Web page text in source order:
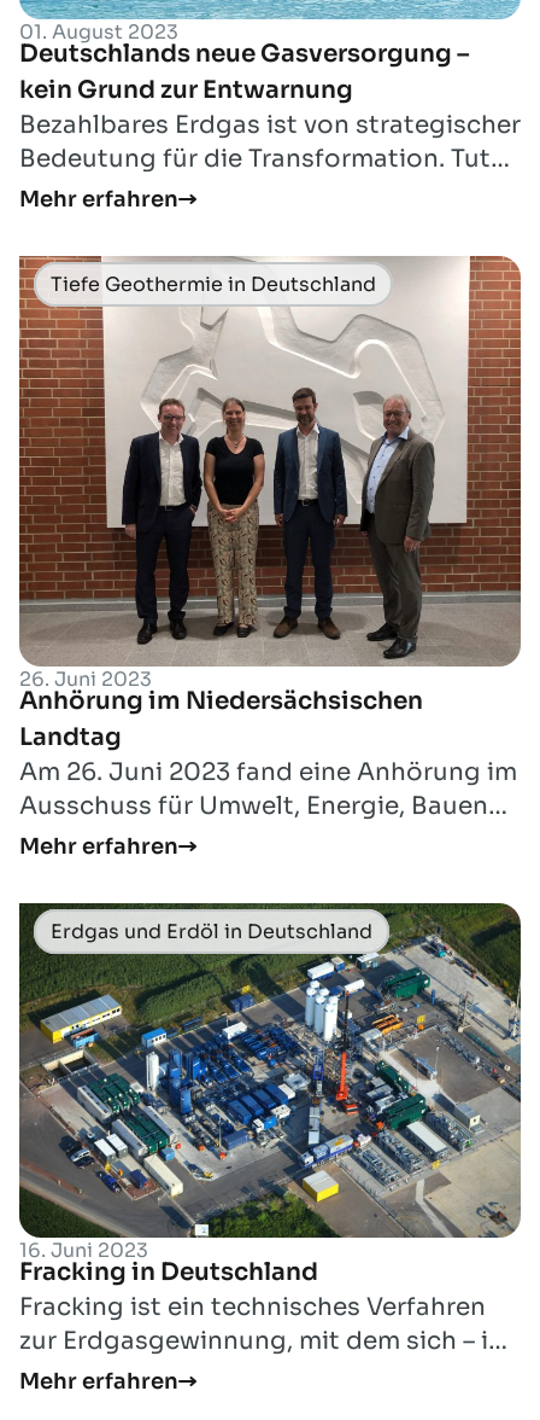
01. August 2023
Deutschlands neue Gasversorgung –
kein Grund zur Entwarnung
Bezahlbares Erdgas ist von strategischer
Bedeutung für die Transformation. Tut
Deutschland genug? Ein Blog-Beitrag
Mehr erfahren
Tiefe Geothermie in Deutschland
26. Juni 2023
Anhörung im Niedersächsischen
Landtag
Am 26. Juni 2023 fand eine Anhörung im
Ausschuss für Umwelt, Energie, Bauen
und Klimaschutz des Niedersächsischen
Mehr erfahren
Erdgas und Erdöl in Deutschland
16. Juni 2023
Fracking in Deutschland
Fracking ist ein technisches Verfahren
zur Erdgasgewinnung, mit dem sich – im
Vergleich zu herkömmlicher
Mehr erfahren